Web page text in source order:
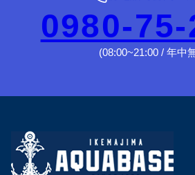
0980-75-
(08:00~21:00 / 年中